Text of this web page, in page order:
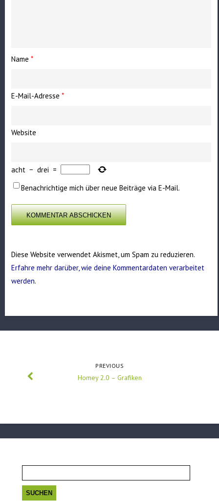
Name*
E-Mail-Adresse*
Website
acht − drei =
Benachrichtige mich über neue Beiträge via E-Mail.
Diese Website verwendet Akismet, um Spam zu reduzieren.
Erfahre mehr darüber, wie deine Kommentardaten verarbeitet
werden.
PREVIOUS
Homey 2.0 – Grafiken